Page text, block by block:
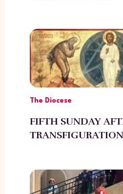
The Diocese
FIFTH SUNDAY
TRANSFIGURATION